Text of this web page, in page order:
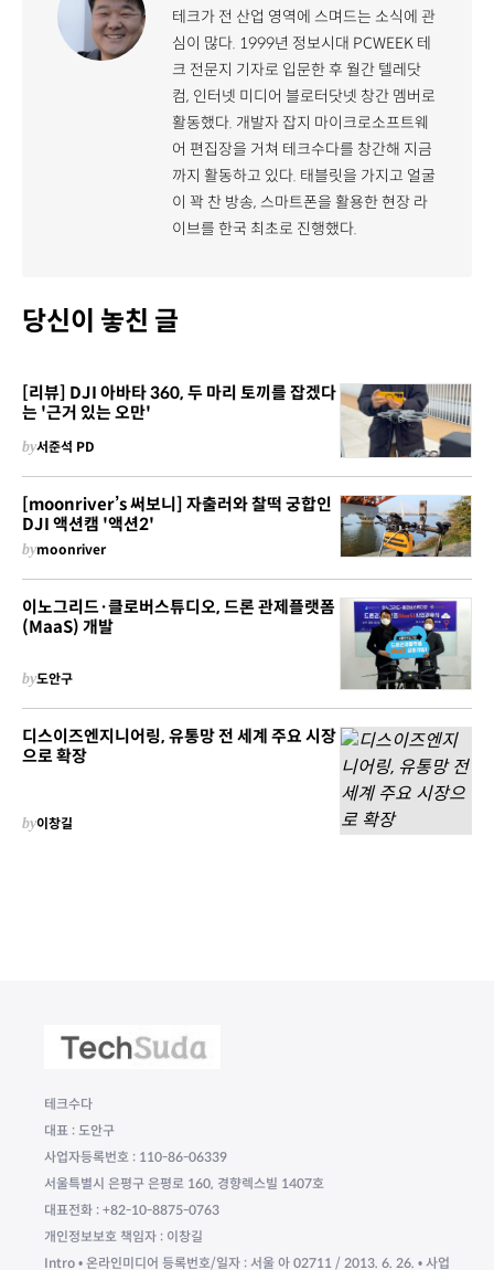
테크가 전 산업 영역에 스며드는 소식에 관
심이 많다. 1999년 정보시대 PCWEEK 테
크 전문지 기자로 입문한 후 월간 텔레닷
컴, 인터넷 미디어 블로터닷넷 창간 멤버로
활동했다. 개발자 잡지 마이크로소프트웨
어 편집장을 거쳐 테크수다를 창간해 지금
까지 활동하고 있다. 태블릿을 가지고 얼굴
이 꽉 찬 방송, 스마트폰을 활용한 현장 라
이브를 한국 최초로 진행했다.
당신이 놓친 글
[리뷰] DJI 아바타 360, 두 마리 토끼를 잡겠다
는 '근거 있는 오만'
by서준석 PD
[moonriver’s 써보니] 자출러와 찰떡 궁합인
DJI 액션캠 '액션2'
bymoonriver
이노그리드·클로버스튜디오, 드론 관제플랫폼
(MaaS) 개발
by도안구
디스이즈엔지니어링, 유통망 전 세계 주요 시장
으로 확장
by이창길
테크수다
대표 : 도안구
사업자등록번호 : 110-86-06339
서울특별시 은평구 은평로 160, 경향렉스빌 1407호
대표전화 : +82-10-8875-0763
개인정보보호 책임자 : 이창길
Intro • 온라인미디어 등록번호/일자 : 서울 아 02711 / 2013. 6. 26. • 사업